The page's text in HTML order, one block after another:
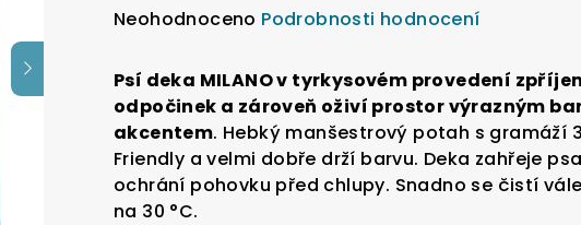
Průměrné
produktu
je
0,0
z
5
hvězdiček.
Neohodnoceno Podrobnosti hodnocení
Psí deka MILANO v tyrkysovém provedení
odpočinek a zároveň oživí prostor výrazným
akcentem. Hebký manšestrový potah s gramáží
Friendly a velmi dobře drží barvu. Deka zahřeje
ochrání pohovku před chlupy. Snadno se čistí
na 30 °C.